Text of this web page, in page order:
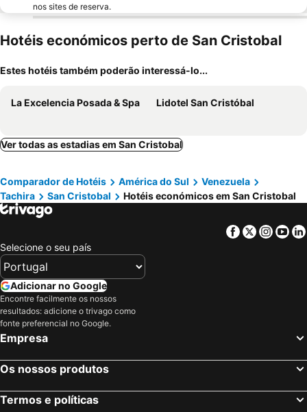
nos sites de reserva.
Hotéis económicos perto de San Cristobal
Estes hotéis também poderão interessá-lo...
La Excelencia Posada & Spa Lidotel San Cristóbal
Ver todas as estadias em San Cristobal
Comparador de Hotéis América do Sul
Venezuela
Tachira
San Cristobal Hotéis económicos em San Cristobal
Facebook
Twitter
Selecione o seu país
Adicionar no Google
Encontre facilmente os nossos
resultados: adicione o trivago como
fonte preferencial no Google.
Empresa
Os nossos produtos
Termos e políticas